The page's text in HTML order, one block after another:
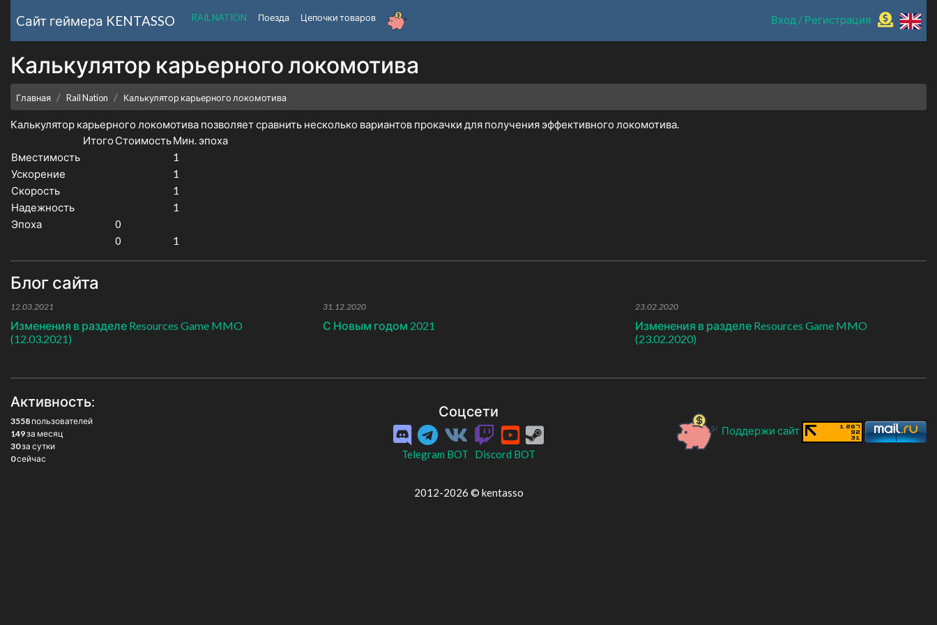
Cайт геймера KENTASSO RAIL NATION Поезда Цепочки товаров Вход / Регистрация
Калькулятор карьерного локомотива
Главная Rail Nation Калькулятор карьерного локомотива
Калькулятор карьерного локомотива позволяет сравнить несколько вариантов прокачки для получения эффективного локомотива.
Итого СтоимостьМин. эпоха
Вместимость
1
Ускорение
1
Скорость
1
Надежность
1
Эпоха
0
0
1
Блог сайта
12.03.2021
Изменения в разделе Resources Game MMO
(12.03.2021)
31.12.2020
С Новым годом 2021
23.02.2020
Изменения в разделе Resources Game MMO
(23.02.2020)
Активность:
3558 пользователей
149за месяц
30за сутки
0сейчас
Соцсети
Telegram BOT Discord BOT
Поддержи сайт
2012-2026 © kentasso